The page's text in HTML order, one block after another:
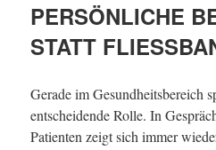
PERSÖNLICHE
STATT
Gerade im Gesundheitsbereich
entscheidende Rolle. In
Patienten zeigt sich immer